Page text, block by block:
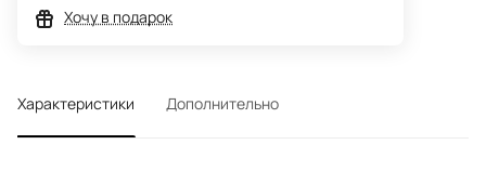
Хочу в подарок
Характеристики Дополнительно